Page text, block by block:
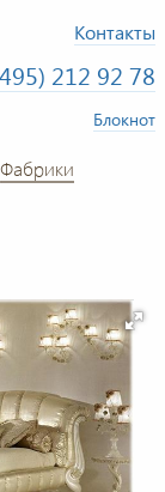
Контакты
212 92 78
Блокнот
Фабрики